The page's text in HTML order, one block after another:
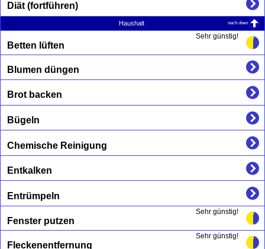
Diät (fortführen)
Haushalt nach oben
Sehr günstig!
Betten lüften
Blumen düngen
Brot backen
Bügeln
Chemische Reinigung
Entkalken
Entrümpeln
Sehr günstig!
Fenster putzen
Sehr günstig!
Fleckenentfernung